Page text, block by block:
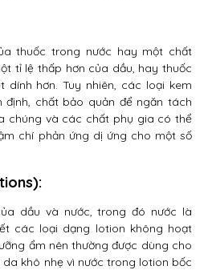
thuốc trong nước hay một chất
tỉ lệ thấp hơn của dầu, hay thuốc
hơn. Tuy nhiên, các loại kem
chất bảo quản để ngăn tách
chúng và các chất phụ gia có thể
chí phản ứng dị ứng cho một số
:
dầu và nước, trong đó nước là
các loại dạng lotion không hoạt
ẩm nên thường được dùng cho
khô nhẹ vì nước trong lotion bốc